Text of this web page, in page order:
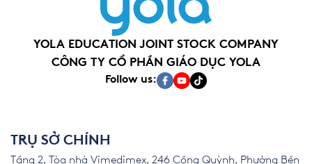
YOLA EDUCATION JOINT STOCK COMPANY
CÔNG TY CỔ PHẦN GIÁO DỤC YOLA
Follow us:
TRỤ SỞ CHÍNH
Tầng 2, Tòa nhà Vimedimex, 246 Cống Quỳnh, Phường Bến